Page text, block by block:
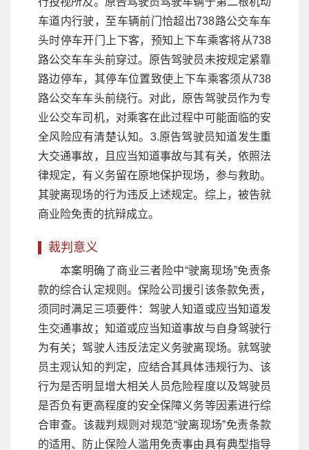
车道内行驶，至车辆前门恰超出738路公交车车
头时停车开门上下客，预知上下车乘客将从738
路公交车车头前穿过。原告驾驶员未按规定紧靠
路边停车，其停车位置致使上下车乘客须从738
路公交车车头前绕行。对此，原告驾驶员作为专
业公交车司机，对乘客在此过程中可能面临的安
全风险应有清楚认知。3.原告驾驶员知道发生重
大交通事故，且应当知道事故与其有关，依照法
律规定，有义务留在原地保护现场，参与救助。
其驶离现场的行为违反上述规定。综上，被告就
商业险免责的抗辩成立。
裁判意义
本案明确了商业三者险中“驶离现场”免责条
款的综合认定规则。保险公司援引该条款免责，
须同时满足三项要件：驾驶人知道或应当知道发
生交通事故；知道或应当知道事故与自身驾驶行
为有关；驾驶人违反法定义务驶离现场。就驾驶
员主观认知的判定，应结合其具体违规行为、该
行为是否明显增大相关人员危险程度以及驾驶员
是否负有更高程度的安全保障义务等因素进行综
合审查。该裁判规则对规范“驶离现场”免责条款
的适用、防止保险人滥用免责事由具有典型指导